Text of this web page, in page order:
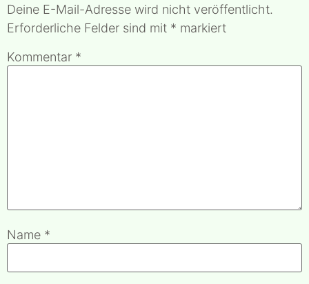
Deine E-Mail-Adresse wird nicht veröffentlicht.
Erforderliche Felder sind mit * markiert
Kommentar *
Name *